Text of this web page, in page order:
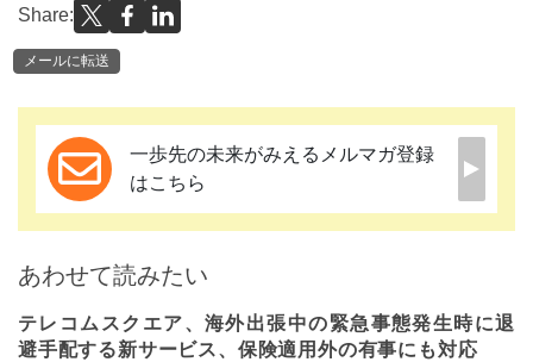
Share:
メールに転送
一歩先の未来がみえるメルマガ登録
はこちら
あわせて読みたい
テレコムスクエア、海外出張中の緊急事態発生時に退
避手配する新サービス、保険適用外の有事にも対応